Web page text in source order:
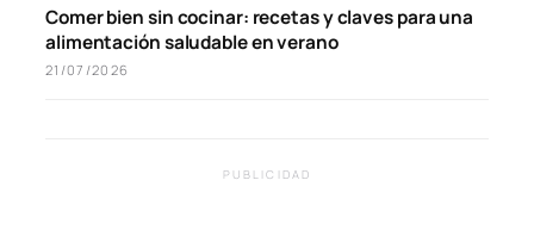
Comer bien sin cocinar: recetas y claves para una
alimentación saludable en verano
21/07/2026
PUBLICIDAD